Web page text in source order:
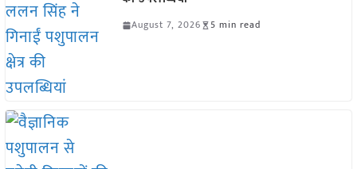
August 7, 2026 5 min read